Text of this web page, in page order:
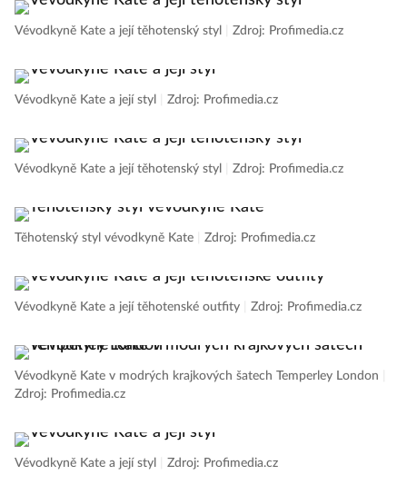
Vévodkyně Kate a její těhotenský styl Zdroj: Profimedia.cz
Vévodkyně Kate a její styl Zdroj: Profimedia.cz
Vévodkyně Kate a její těhotenský styl Zdroj: Profimedia.cz
Těhotenský styl vévodkyně Kate Zdroj: Profimedia.cz
Vévodkyně Kate a její těhotenské outfity Zdroj: Profimedia.cz
Vévodkyně Kate v modrých krajkových šatech Temperley London
Zdroj: Profimedia.cz
Vévodkyně Kate a její styl Zdroj: Profimedia.cz